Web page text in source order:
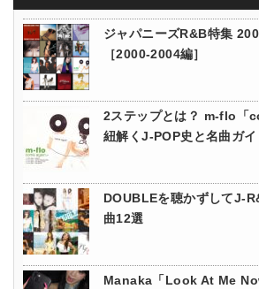
ジャパニーズR&B特集
［2000-2004編］
2ステップとは？ m-flo「
紐解くJ-POP史と名曲ガイ
DOUBLEを聴かずしてJ-
曲12選
Manaka「Look At Me